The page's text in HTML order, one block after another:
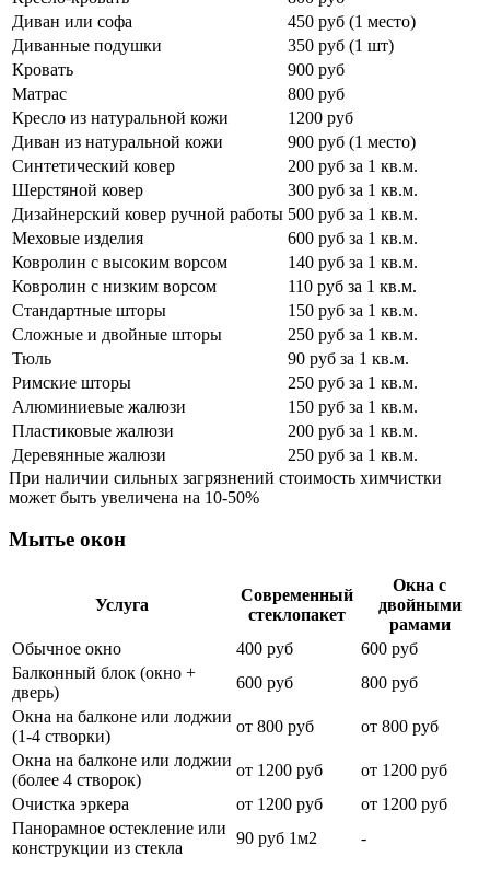
Диван или софа
450 руб (1 место)
Диванные подушки
350 руб (1 шт)
Кровать
900 руб
Матрас
800 руб
Кресло из натуральной кожи
1200 руб
Диван из натуральной кожи
900 руб (1 место)
Синтетический ковер
200 руб за 1 кв.м.
Шерстяной ковер
300 руб за 1 кв.м.
Дизайнерский ковер ручной работы 500 руб за 1 кв.м.
Меховые изделия
600 руб за 1 кв.м.
Ковролин с высоким ворсом
140 руб за 1 кв.м.
Ковролин с низким ворсом
110 руб за 1 кв.м.
Стандартные шторы
150 руб за 1 кв.м.
Сложные и двойные шторы
250 руб за 1 кв.м.
Тюль
90 руб за 1 кв.м.
Римские шторы
250 руб за 1 кв.м.
Алюминиевые жалюзи
150 руб за 1 кв.м.
Пластиковые жалюзи
200 руб за 1 кв.м.
Деревянные жалюзи
250 руб за 1 кв.м.
При наличии сильных загрязнений стоимость химчистки
может быть увеличена на 10-50%
Мытье окон
Услуга
Современный
стеклопакет
Окна с
двойными
рамами
Обычное окно
400 руб
600 руб
Балконный блок (окно +
дверь)
600 руб
800 руб
Окна на балконе или лоджии
(1-4 створки)
от 800 руб
от 800 руб
Окна на балконе или лоджии
(более 4 створок)
от 1200 руб
от 1200 руб
Очистка эркера
от 1200 руб
от 1200 руб
Панорамное остекление или
конструкции из стекла
90 руб 1м2 -